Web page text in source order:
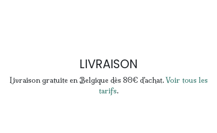
LIVRAISON
Livraison gratuite en Belgique dès 80€ d'achat. Voir tous les
tarifs.